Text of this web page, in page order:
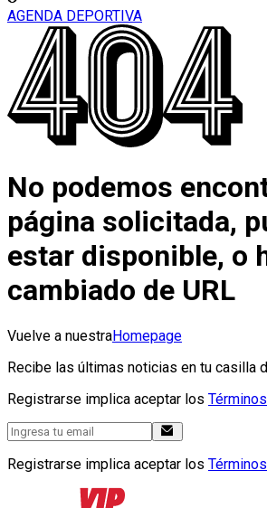
AGENDA DEPORTIVA
No podemos
página solicitada,
estar disponible, o
cambiado de URL
Vuelve a nuestraHomepage
Recibe las últimas noticias en tu casilla
Registrarse implica aceptar los
Registrarse implica aceptar los